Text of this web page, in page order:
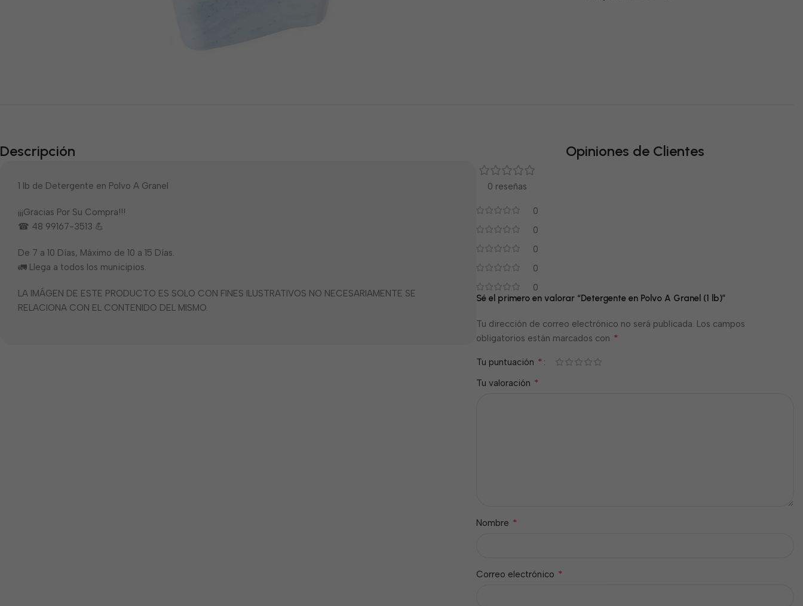
Descripción
1 lb de Detergente en Polvo A Granel
¡¡¡Gracias Por Su Compra!!!
☎ 48 99167-3513 💪
De 7 a 10 Días, Máximo de 10 a 15 Días.
🚛 Llega a todos los municipios.
LA IMÁGEN DE ESTE PRODUCTO ES SOLO CON FINES ILUSTRATIVOS NO NECESARIAMENTE SE
RELACIONA CON EL CONTENIDO DEL MISMO.
Opiniones de Clientes
0 reseñas
0
0
0
0
0
Sé el primero en valorar “Detergente en Polvo A Granel (1 lb)”
Tu dirección de correo electrónico no será publicada. Los campos
obligatorios están marcados con *
Tu puntuación *
Tu valoración *
Nombre *
Correo electrónico *